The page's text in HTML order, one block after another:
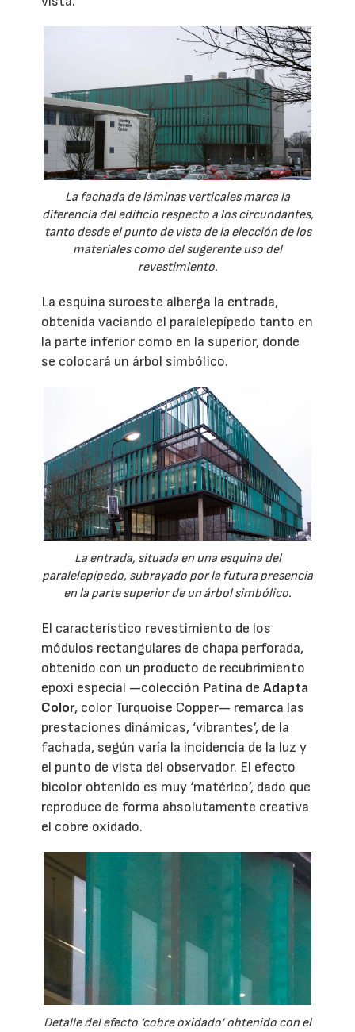
La fachada de láminas verticales marca la
diferencia del edificio respecto a los circundantes,
tanto desde el punto de vista de la elección de los
materiales como del sugerente uso del
revestimiento.
La esquina suroeste alberga la entrada,
obtenida vaciando el paralelepípedo tanto en
la parte inferior como en la superior, donde
se colocará un árbol simbólico.
La entrada, situada en una esquina del
paralelepípedo, subrayado por la futura presencia
en la parte superior de un árbol simbólico.
El característico revestimiento de los
módulos rectangulares de chapa perforada,
obtenido con un producto de recubrimiento
epoxi especial —colección Patina deAdapta
Color, color Turquoise Copper— remarca las
prestaciones dinámicas, ‘vibrantes’, de la
fachada, según varía la incidencia de la luz y
el punto de vista del observador. El efecto
bicolor obtenido es muy ‘matérico’, dado que
reproduce de forma absolutamente creativa
el cobre oxidado.
Detalle del efecto ‘cobre oxidado’ obtenido con el